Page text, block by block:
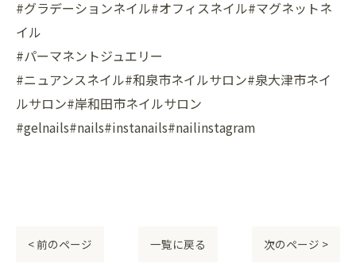
#グラデーションネイル#オフィスネイル#マグネットネ
イル
#パーマネントジュエリー
#ニュアンスネイル#和泉市ネイルサロン#泉大津市ネイ
ルサロン#岸和田市ネイルサロン
#gelnails#nails#instanails#nailinstagram
< 前のページ 一覧に戻る 次のページ >